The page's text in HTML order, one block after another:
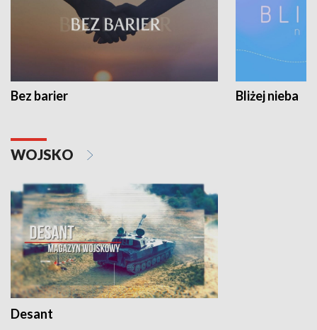
Bez barier Bliżej nieba
WOJSKO
Desant